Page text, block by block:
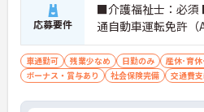
応募要件
■介護福祉士：必
通自動車運転免許（
車通勤可 残業少なめ 日勤のみ
産休･育
ボーナス・賞与あり
社会保険完備 交通費